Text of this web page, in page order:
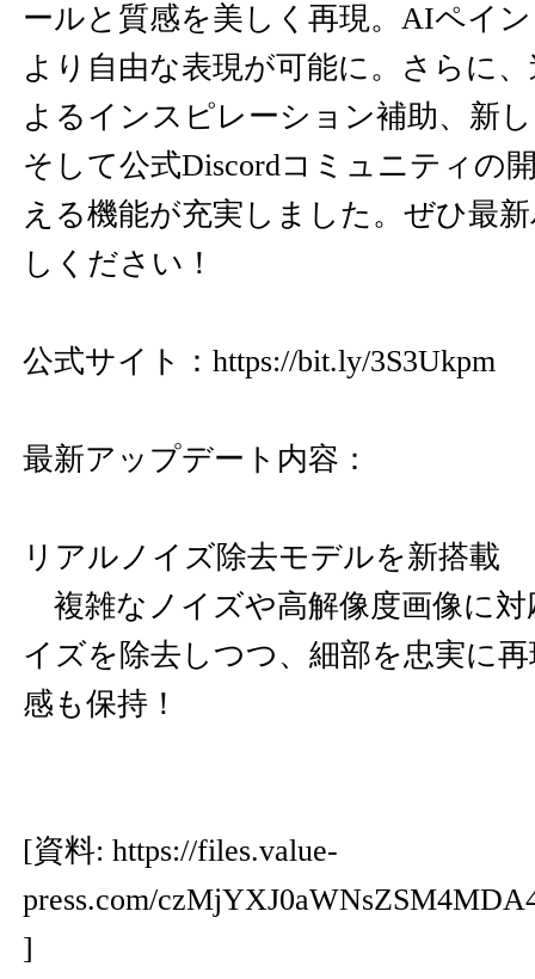
ールと質感を美しく再現。AIペイ
より自由な表現が可能に。さらに
よるインスピレーション補助、新
そして公式Discordコミュニティの
える機能が充実しました。ぜひ最
しください！
公式サイト： https://bit.ly/3S3Ukpm
最新アップデート内容：
リアルノイズ除去モデルを新搭載
複雑なノイズや高解像度画像に対
イズを除去しつつ、細部を忠実に
感も保持！
[資料: https://files.value-
press.com/
]